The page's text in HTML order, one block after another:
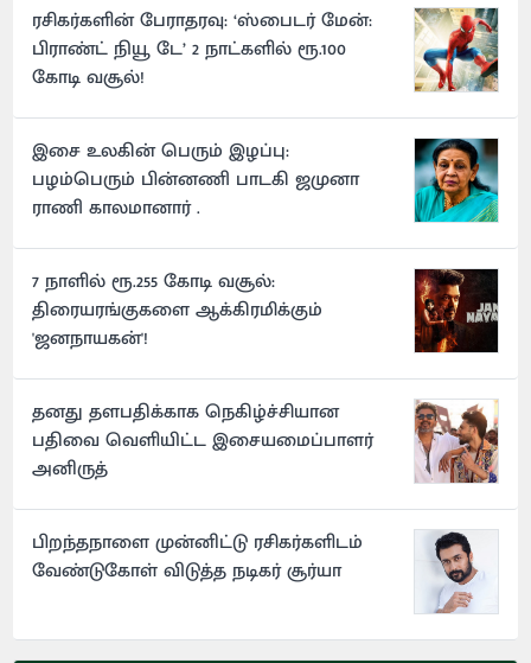
ரசிகர்களின் பேராதரவு: ‘ஸ்பைடர் மேன்:
பிராண்ட் நியூ டே’ 2 நாட்களில் ரூ.100
கோடி வசூல்!
இசை உலகின் பெரும் இழப்பு:
பழம்பெரும் பின்னணி பாடகி ஜமுனா
ராணி காலமானார் .
7 நாளில் ரூ.255 கோடி வசூல்:
திரையரங்குகளை ஆக்கிரமிக்கும்
'ஜனநாயகன்'!
தனது தளபதிக்காக நெகிழ்ச்சியான
பதிவை வெளியிட்ட இசையமைப்பாளர்
அனிருத்
பிறந்தநாளை முன்னிட்டு ரசிகர்களிடம்
வேண்டுகோள் விடுத்த நடிகர் சூர்யா